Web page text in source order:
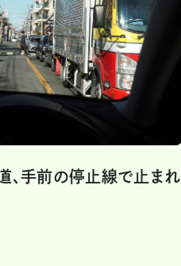
、手前の停止線で止まれ